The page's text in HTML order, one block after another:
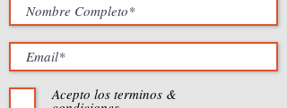
Acepto los terminos &